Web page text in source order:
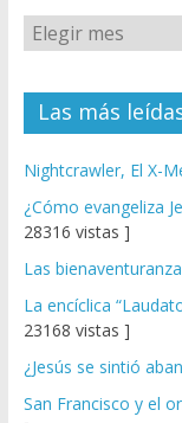
Las más
Nightcrawler, El X-
¿Cómo evangeliza
28316 vistas ]
Las
La encíclica
23168 vistas ]
¿Jesús se sintió
San Francisco y el